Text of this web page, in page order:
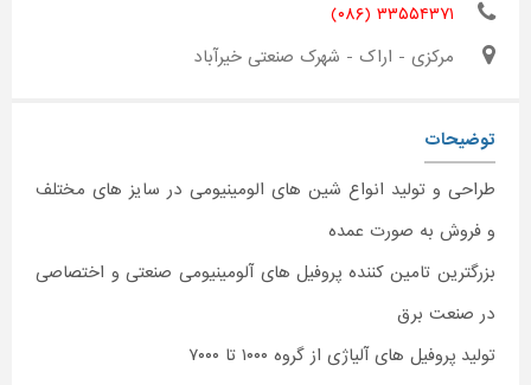
۳۳۵۵۴۳۷۱ (۰۸۶)
مرکزی - اراک - شهرک صنعتی خیرآباد
توضیحات
طراحی و تولید انواع شین های الومینیومی در سایز های مختلف
و فروش به صورت عمده
بزرگترین تامین کننده پروفیل های آلومینیومی صنعتی و اختصاصی
در صنعت برق
تولید پروفیل های آلیاژی از گروه ۱۰۰۰ تا ۷۰۰۰